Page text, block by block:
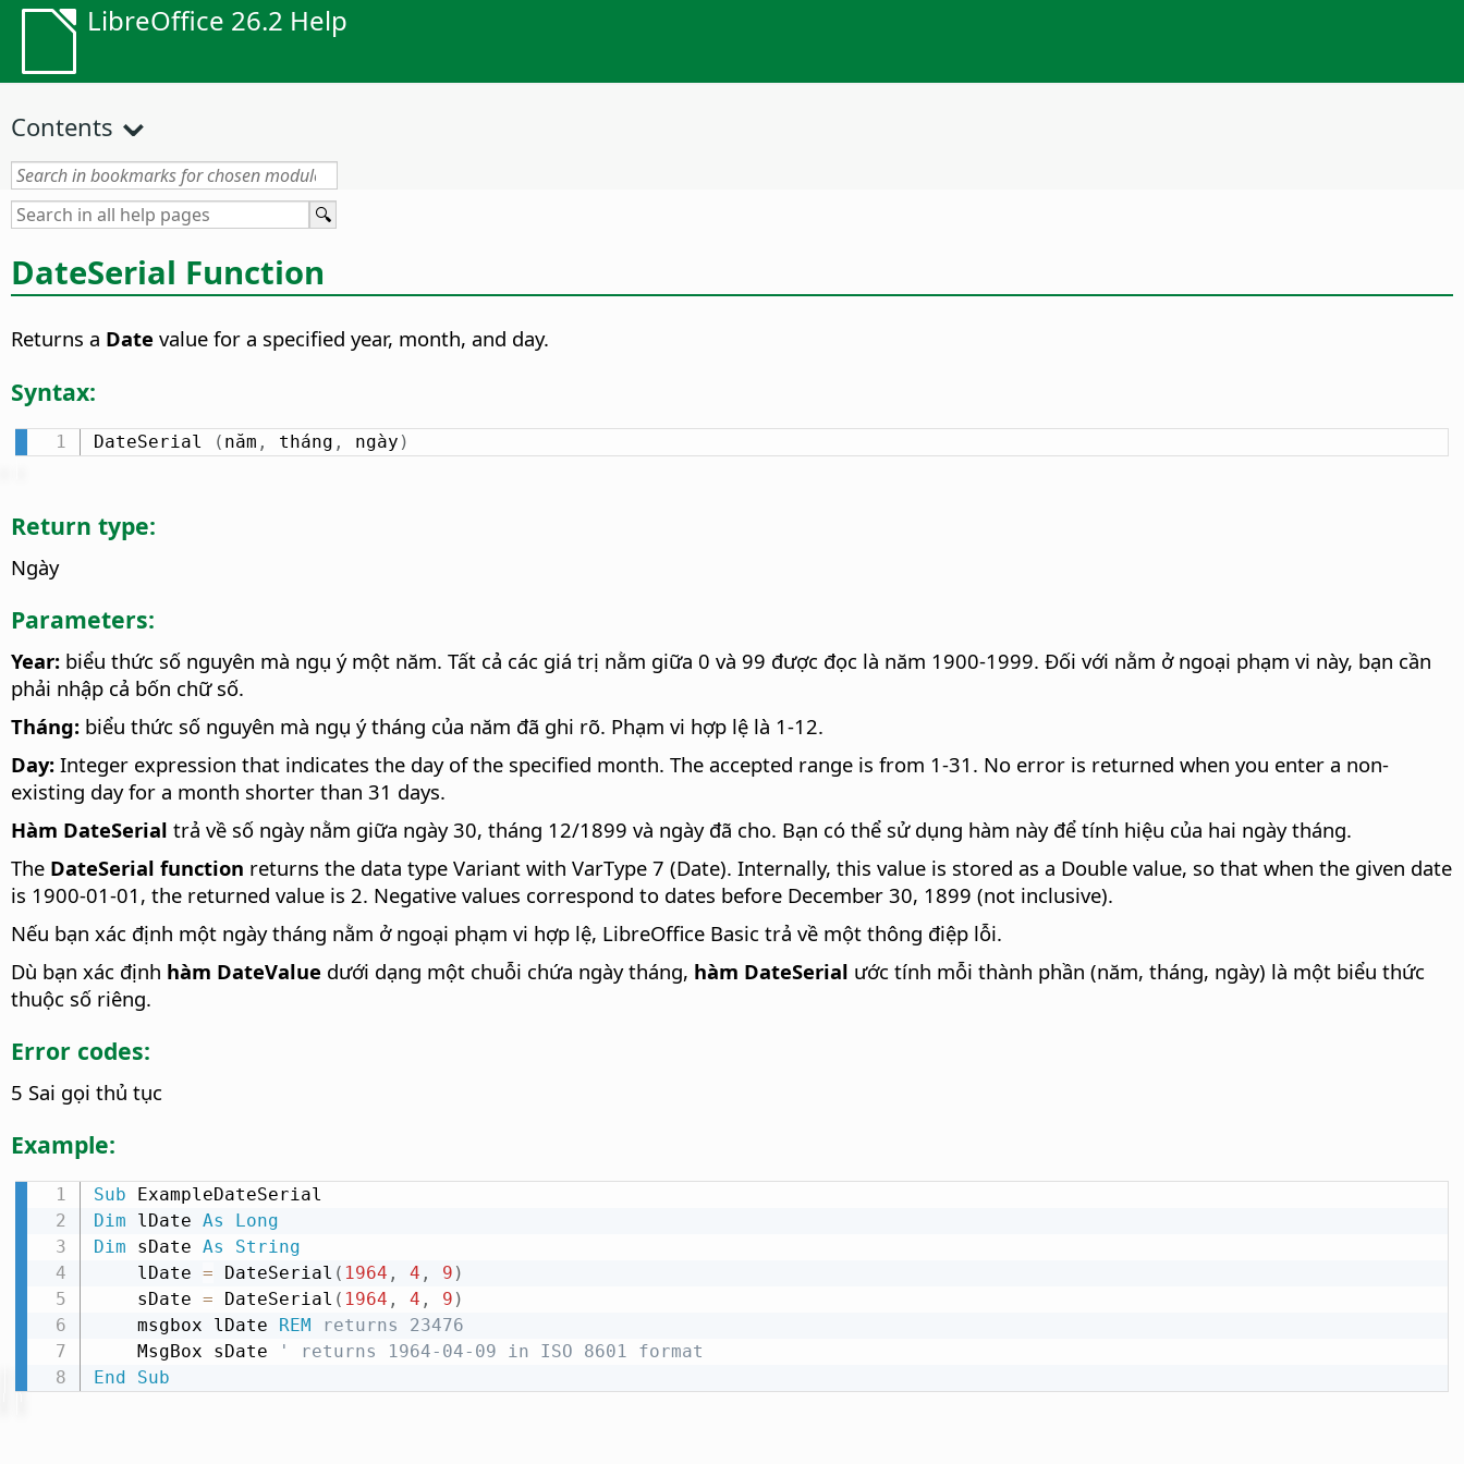
LibreOffice 26.2 Help
Contents
DateSerial Function
Returns a Date value for a specified year, month, and day.
Syntax:
DateSerial ( năm , tháng , ngày )
Return type:
Ngày
Parameters:
Year: biểu thức số nguyên mà ngụ ý một năm. Tất cả các giá trị nằm giữa 0 và 99 được đọc là năm 1900-1999. Đối với nằm ở ngoại phạm vi này, bạn cần
phải nhập cả bốn chữ số.
Tháng: biểu thức số nguyên mà ngụ ý tháng của năm đã ghi rõ. Phạm vi hợp lệ là 1-12.
Day: Integer expression that indicates the day of the specified month. The accepted range is from 1-31. No error is returned when you enter a non-
existing day for a month shorter than 31 days.
Hàm DateSerial trả về số ngày nằm giữa ngày 30, tháng 12/1899 và ngày đã cho. Bạn có thể sử dụng hàm này để tính hiệu của hai ngày tháng.
The DateSerial function returns the data type Variant with VarType 7 (Date). Internally, this value is stored as a Double value, so that when the given date
is 1900-01-01, the returned value is 2. Negative values correspond to dates before December 30, 1899 (not inclusive).
Nếu bạn xác định một ngày tháng nằm ở ngoại phạm vi hợp lệ, LibreOffice Basic trả về một thông điệp lỗi.
Dù bạn xác định hàm DateValue dưới dạng một chuỗi chứa ngày tháng, hàm DateSerial ước tính mỗi thành phần (năm, tháng, ngày) là một biểu thức
thuộc số riêng.
Error codes:
5 Sai gọi thủ tục
Example:
Sub
Dim lDate As
Long
Dim sDate As
String
    lDate
= DateSerial ( 1964 , 4 , 9 )
    sDate
= DateSerial ( 1964 , 4 , 9 )
    msgbox lDate
REM returns 23476
    MsgBox sDate
' returns 1964-04-09 in ISO 8601 format
End
Sub